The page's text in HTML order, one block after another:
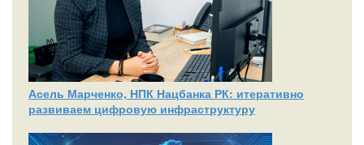
Асель Марченко, НПК Нацбанка РК: итеративно
развиваем цифровую инфраструктуру